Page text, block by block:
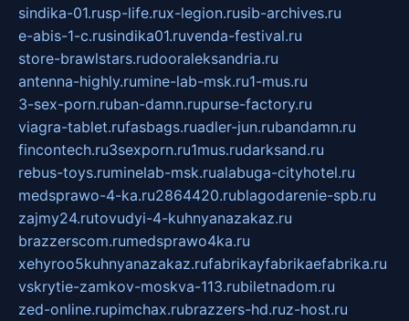
sindika-01.rusp-life.rux-legion.rusib-archives.ru
e-abis-1-c.rusindika01.ruvenda-festival.ru
store-brawlstars.rudooraleksandria.ru
antenna-highly.rumine-lab-msk.ru1-mus.ru
3-sex-porn.ruban-damn.rupurse-factory.ru
viagra-tablet.rufasbags.ruadler-jun.rubandamn.ru
fincontech.ru3sexporn.ru1mus.rudarksand.ru
rebus-toys.ruminelab-msk.rualabuga-cityhotel.ru
medsprawo-4-ka.ru2864420.rublagodarenie-spb.ru
zajmy24.rutovudyi-4-kuhnyanazakaz.ru
brazzerscom.rumedsprawo4ka.ru
xehyroo5kuhnyanazakaz.rufabrikayfabrikaefabrika.ru
vskrytie-zamkov-moskva-113.rubiletnadom.ru
zed-online.rupimchax.rubrazzers-hd.ruz-host.ru